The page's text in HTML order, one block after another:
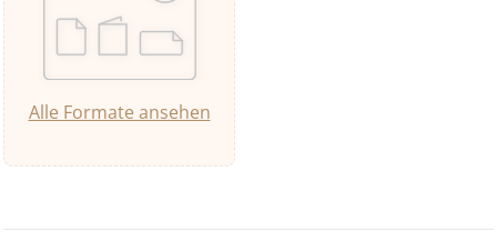
Alle Formate ansehen